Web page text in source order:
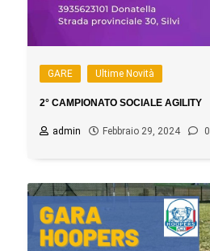
GARE Ultime Novità
2° CAMPIONATO SOCIALE AGILITY
admin Febbraio 29, 2024 0